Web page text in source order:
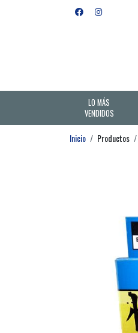
LO MÁS
VENDIDOS
Inicio Productos